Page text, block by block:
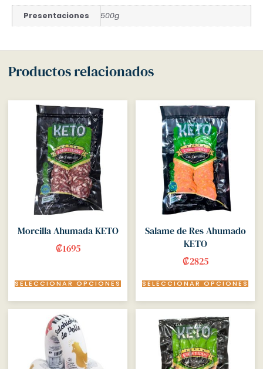
Presentaciones 500g
Productos relacionados
Morcilla Ahumada KETO
₡1695
SELECCIONAR OPCIONES
Salame de Res Ahumado
KETO
₡2825
SELECCIONAR OPCIONES